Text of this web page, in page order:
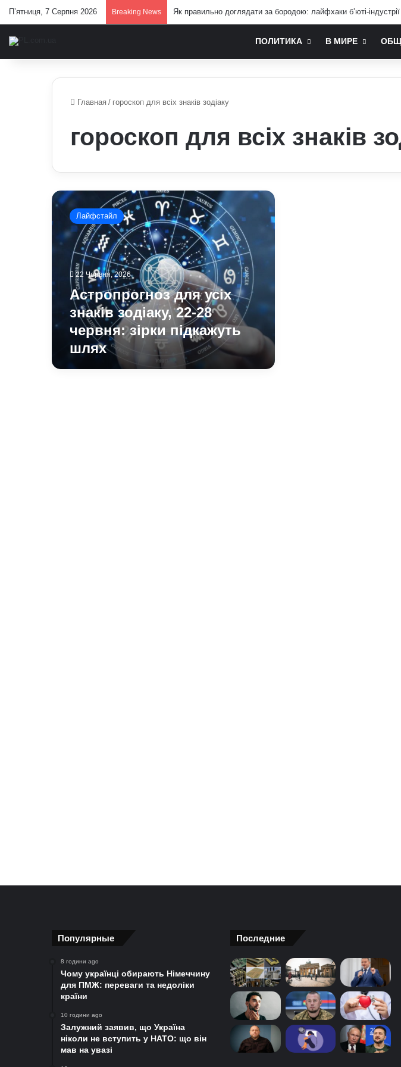
П’ятниця, 7 Серпня 2026 Breaking News Як правильно доглядати за бородою: лайфхаки б’юті-індустрії
ПОЛИТИКА В МИРЕ
Главная / гороскоп для всіх знаків зодіаку
гороскоп для всіх знаків
Астропрогноз
для
усіх
знаків
зодіаку,
червня:
зірки
підкажуть
Лайфстайл
22 Червня, 2026
Астропрогноз для усіх
знаків зодіаку, 22-28
червня: зірки підкажуть
шлях
Популярные
8 години ago
Чому українці обирають Німеччину
для ПМЖ: переваги та недоліки
країни
10 години ago
Залужний заявив, що Україна
ніколи не вступить у НАТО: що він
мав на увазі
Последние